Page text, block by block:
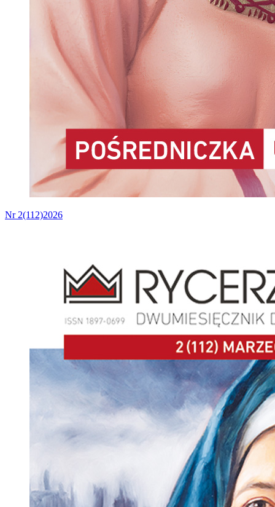
Nr 2(112)2026